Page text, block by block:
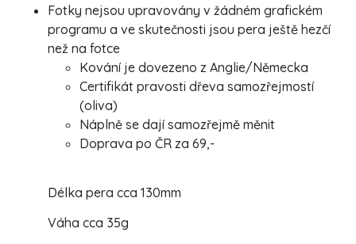
Fotky nejsou upravovány v žádném grafickém
programu a ve skutečnosti jsou pera ještě hezčí
než na fotce
Kování je dovezeno z Anglie/Německa
Certifikát pravosti dřeva samozřejmostí
(oliva)
Náplně se dají samozřejmě měnit
Doprava po ČR za 69,-
Délka pera cca 130mm
Váha cca 35g